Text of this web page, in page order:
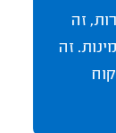
זה
זה